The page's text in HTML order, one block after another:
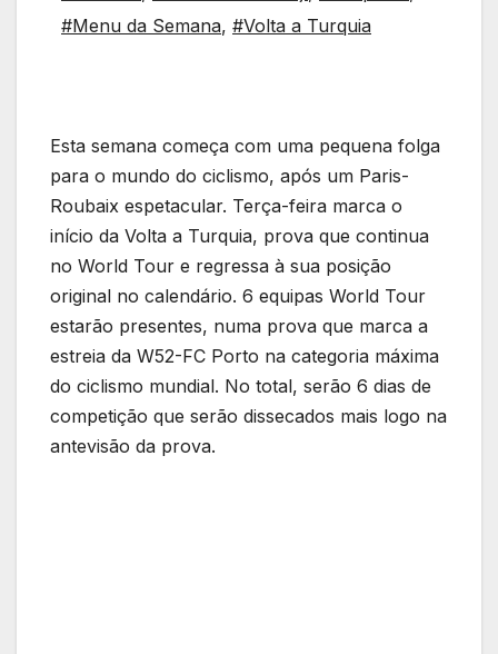
#Menu da Semana, #Volta a Turquia
Esta semana começa com uma pequena folga
para o mundo do ciclismo, após um Paris-
Roubaix espetacular. Terça-feira marca o
início da Volta a Turquia, prova que continua
no World Tour e regressa à sua posição
original no calendário. 6 equipas World Tour
estarão presentes, numa prova que marca a
estreia da W52-FC Porto na categoria máxima
do ciclismo mundial. No total, serão 6 dias de
competição que serão dissecados mais logo na
antevisão da prova.